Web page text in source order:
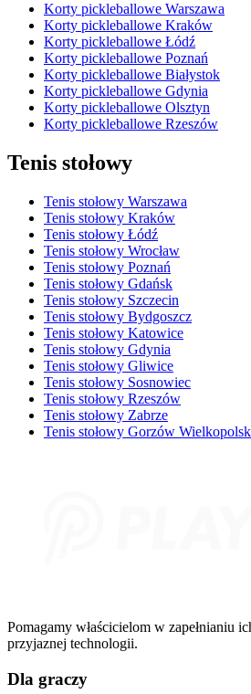
Korty pickleballowe Warszawa
Korty pickleballowe Kraków
Korty pickleballowe Łódź
Korty pickleballowe Poznań
Korty pickleballowe Białystok
Korty pickleballowe Gdynia
Korty pickleballowe Olsztyn
Korty pickleballowe Rzeszów
Tenis stołowy
Tenis stołowy Warszawa
Tenis stołowy Kraków
Tenis stołowy Łódź
Tenis stołowy Wrocław
Tenis stołowy Poznań
Tenis stołowy Gdańsk
Tenis stołowy Szczecin
Tenis stołowy Bydgoszcz
Tenis stołowy Katowice
Tenis stołowy Gdynia
Tenis stołowy Gliwice
Tenis stołowy Sosnowiec
Tenis stołowy Rzeszów
Tenis stołowy Zabrze
Tenis stołowy Gorzów
Pomagamy właścicielom w zapełnianiu
przyjaznej technologii.
Dla graczy